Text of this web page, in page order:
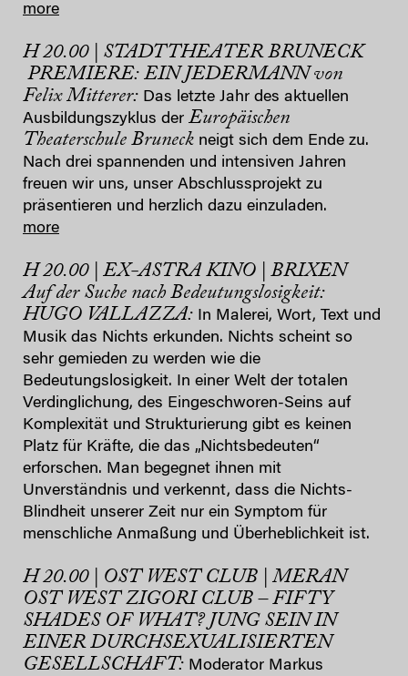
more
H 20.00 | STADTTHEATER BRUNECK
PREMIERE: EIN JEDERMANN von
Felix Mitterer: Das letzte Jahr des aktuellen
Ausbildungszyklus der Europäischen
Theaterschule Bruneck neigt sich dem Ende zu.
Nach drei spannenden und intensiven Jahren
freuen wir uns, unser Abschlussprojekt zu
präsentieren und herzlich dazu einzuladen.
more
H 20.00 | EX-ASTRA KINO | BRIXEN
Auf der Suche nach Bedeutungslosigkeit:
HUGO VALLAZZA: In Malerei, Wort, Text und
Musik das Nichts erkunden. Nichts scheint so
sehr gemieden zu werden wie die
Bedeutungslosigkeit. In einer Welt der totalen
Verdinglichung, des Eingeschworen-Seins auf
Komplexität und Strukturierung gibt es keinen
Platz für Kräfte, die das „Nichtsbedeuten“
erforschen. Man begegnet ihnen mit
Unverständnis und verkennt, dass die Nichts-
Blindheit unserer Zeit nur ein Symptom für
menschliche Anmaßung und Überheblichkeit ist.
H 20.00 | OST WEST CLUB | MERAN
OST WEST ZIGORI CLUB – FIFTY
SHADES OF WHAT? JUNG SEIN IN
EINER DURCHSEXUALISIERTEN
GESELLSCHAFT: Moderator Markus